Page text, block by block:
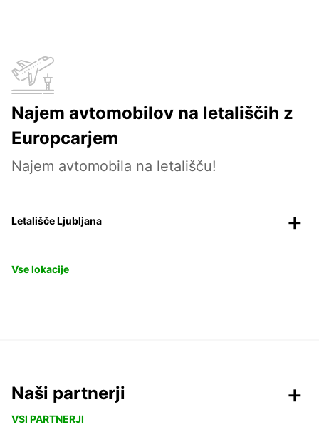
Najem avtomobilov na letališčih z
Europcarjem
Najem avtomobila na letališču!
Letališče Ljubljana
Vse lokacije
Naši partnerji
VSI PARTNERJI